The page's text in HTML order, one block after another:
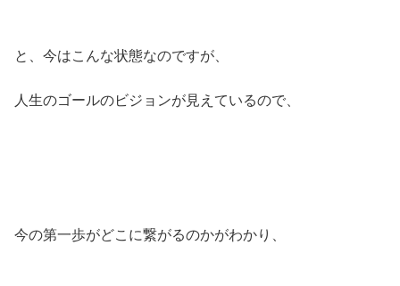
と、今はこんな状態なのですが、
人生のゴールのビジョンが見えているので、
今の第一歩がどこに繋がるのかがわかり、